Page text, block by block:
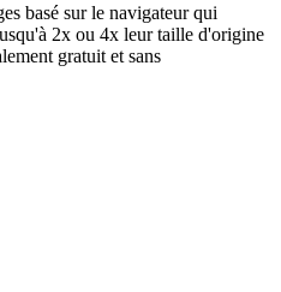
basé sur le navigateur qui
2x ou 4x leur taille d'origine
gratuit et sans